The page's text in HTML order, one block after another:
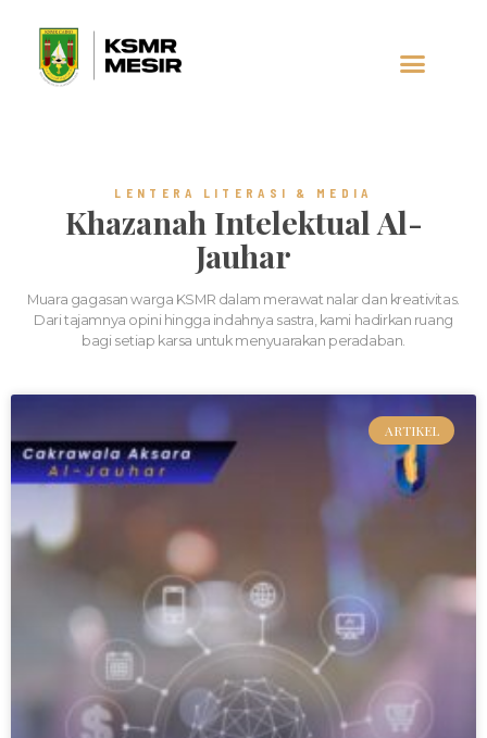
LENTERA LITERASI & MEDIA
Khazanah Intelektual Al-
Jauhar
Muara gagasan warga KSMR dalam merawat nalar dan kreativitas.
Dari tajamnya opini hingga indahnya sastra, kami hadirkan ruang
bagi setiap karsa untuk menyuarakan peradaban.
ARTIKEL